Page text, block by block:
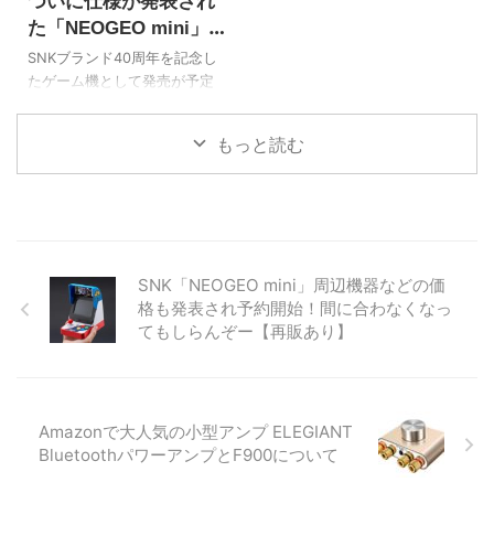
mini【Amazon.co.jp限定】
STEAMコード 配信"]
NEOGEO miniの発売日は7月
24日 SNKは7月22日で40周年
す。 商品仕様 商品名
NEOGEO mini （ネオジオ ミ
た「NEOGEO mini」そ
の収録タイトルの噂
SNKブランド40周年を記念し
たゲーム機として発売が予定
ました。 しかも、なんとアー
ケード筐体デザイン！ 小型の
「NEOGEO mini」はどのよう
なゲーム機になるのでしょう
か。 当時、家庭用ネオジオユ
外観のイメージ図と仕様が紹
介さ ...
もっと読む
SNK「NEOGEO mini」周辺機器などの価
格も発表され予約開始！間に合わなくなっ
てもしらんぞー【再販あり】
Amazonで大人気の小型アンプ ELEGIANT
BluetoothパワーアンプとF900について